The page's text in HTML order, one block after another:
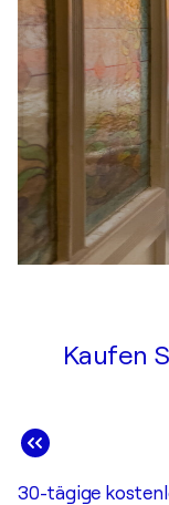
Kaufen
30-tägige